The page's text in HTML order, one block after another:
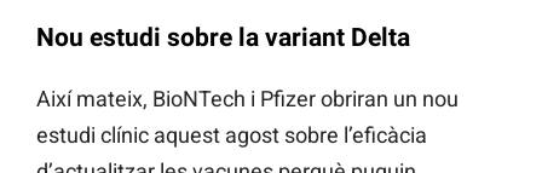
Nou estudi sobre la variant Delta
Així mateix, BioNTech i Pfizer obriran un nou
estudi clínic aquest agost sobre l’eficàcia